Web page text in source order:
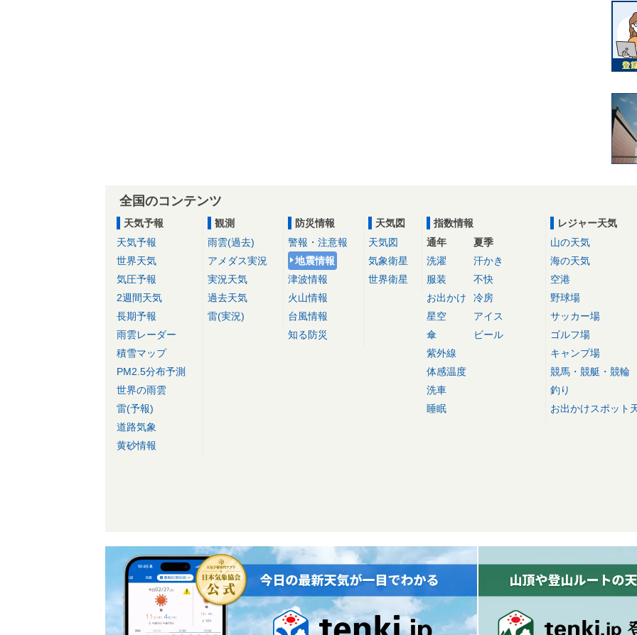
全国のコンテンツ
天気予報
天気予報
世界天気
気圧予報
2週間天気
長期予報
雨雲レーダー
積雪マップ
PM2.5分布予測
世界の雨雲
雷(予報)
道路気象
黄砂情報
観測
雨雲(過去)
アメダス実況
実況天気
過去天気
雷(実況)
防災情報
警報・注意報
地震情報
津波情報
火山情報
台風情報
知る防災
天気図
天気図
気象衛星
世界衛星
指数情報
通年
洗濯
服装
お出かけ
星空
傘
紫外線
体感温度
洗車
睡眠
夏季
汗かき
不快
冷房
アイス
ビール
レジャー天気
山の天気
海の天気
空港
野球場
サッカー場
ゴルフ場
キャンプ場
競馬・競艇・競輪
釣り
お出かけスポット